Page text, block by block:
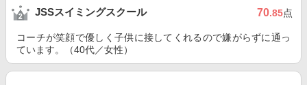
JSSスイミングスクール 70.85点
コーチが笑顔で優しく子供に接してくれるので嫌がらずに通っ
ています。（40代／女性）